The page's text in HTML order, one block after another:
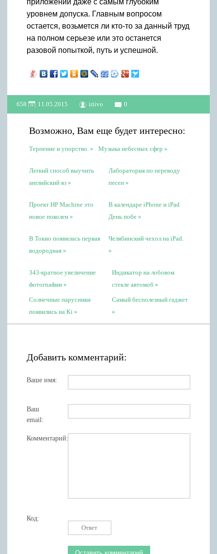
приложений даже с самым глубоким
уровнем допуска. Главным вопросом
остается, возьмется ли кто-то за данный труд
на полном серьезе или это останется
разовой попыткой, путь и успешной.
658 11.05.2015 iriivo 0
Возможно, Вам еще будет интересно:
Терпение и упорство. Музыка небесных сфер
Легкий способ выучить
английский яз
Лаборатория по переводу
песен
Проект HP Machine это
новое поколен
В календаре iPhone и iPad
День побе
В Токио появилась первая
водородная
Челябинский чехол на iPad.
343-кратное увеличение
фотографии
Индикатор на лобовом
стекле автомоб
Солнечные парусники
появились на Ki
Самый бесполезный гаджет
Добавить комментарий:
Ваше имя:
Ваш
email:
Комментарий:
Код: